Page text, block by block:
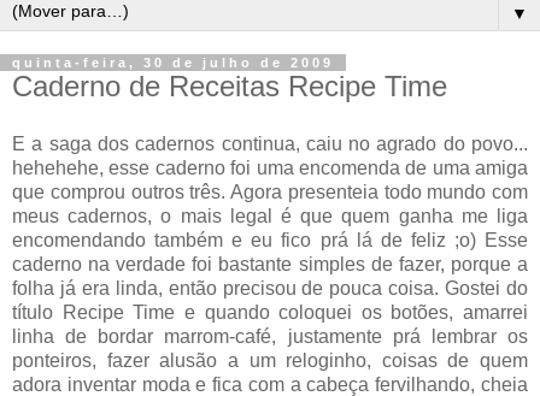
▼
quinta-feira, 30 de julho de 2009
Caderno de Receitas Recipe Time
E a saga dos cadernos continua, caiu no agrado do povo...
hehehehe, esse caderno foi uma encomenda de uma amiga
que comprou outros três. Agora presenteia todo mundo com
meus cadernos, o mais legal é que quem ganha me liga
encomendando também e eu fico prá lá de feliz ;o) Esse
caderno na verdade foi bastante simples de fazer, porque a
folha já era linda, então precisou de pouca coisa. Gostei do
título Recipe Time e quando coloquei os botões, amarrei
linha de bordar marrom-café, justamente prá lembrar os
ponteiros, fazer alusão a um reloginho, coisas de quem
adora inventar moda e fica com a cabeça fervilhando, cheia